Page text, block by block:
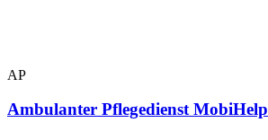
AP
Ambulanter Pflegedienst MobiHelp